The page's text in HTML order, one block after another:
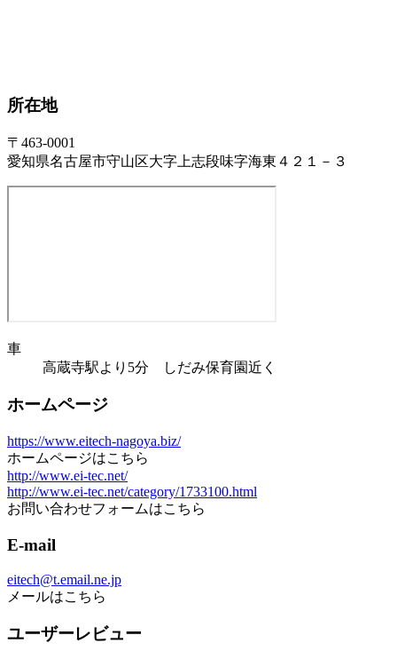
所在地
〒463-0001
愛知県名古屋市守山区大字上志段味字海東４２１－３
車
高蔵寺駅より5分 しだみ保育園近く
ホームページ
https://www.eitech-nagoya.biz/
ホームページはこちら
http://www.ei-tec.net/
http://www.ei-tec.net/category/1733100.html
お問い合わせフォームはこちら
E-mail
eitech@t.email.ne.jp
メールはこちら
ユーザーレビュー